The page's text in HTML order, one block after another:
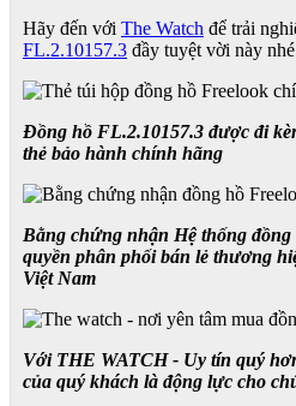
Hãy đến với The Watch để trải
FL.2.10157.3 đầy tuyệt vời này
Đồng hồ FL.2.10157.3 được đi
thẻ bảo hành chính hãng
Bằng chứng nhận Hệ thống
quyền phân phối bán lẻ thương
Việt Nam
Với THE WATCH - Uy tín quý
của quý khách là động lực cho